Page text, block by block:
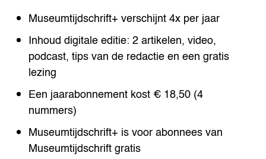
Museumtijdschrift+ verschijnt 4x per jaar
Inhoud digitale editie: 2 artikelen, video,
podcast, tips van de redactie en een gratis
lezing
Een jaarabonnement kost € 18,50 (4
nummers)
Museumtijdschrift+ is voor abonnees van
Museumtijdschrift gratis